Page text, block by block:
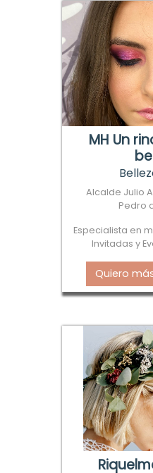
MH Un
Alcalde Julio
Pedro
Especialista en
Invitadas y
Quiero